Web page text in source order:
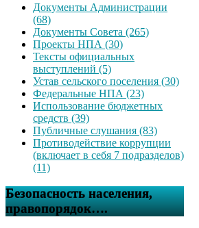
Документы Администрации
(68)
Документы Совета (265)
Проекты НПА (30)
Тексты официальных
выступлений (5)
Устав сельского поселения (30)
Федеральные НПА (23)
Использование бюджетных
средств (39)
Публичные слушания (83)
Противодействие коррупции
(включает в себя 7 подразделов)
(11)
Безопасность населения,
правопорядок….